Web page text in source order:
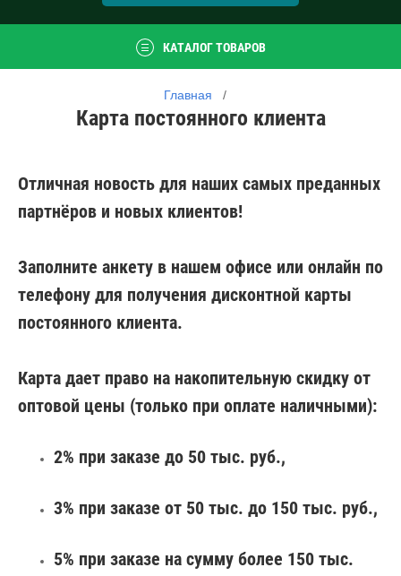
КАТАЛОГ ТОВАРОВ
Главная
   /
Карта постоянного клиента
Отличная новость для наших самых преданных
партнёров и новых клиентов!
Заполните анкету в нашем офисе или онлайн по
телефону для получения дисконтной карты
постоянного клиента.
Карта дает право на накопительную скидку от
оптовой цены (только при оплате наличными):
2% при заказе до 50 тыс. руб.,
3% при заказе от 50 тыс. до 150 тыс. руб.,
5% при заказе на сумму более 150 тыс.